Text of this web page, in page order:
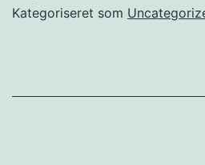
Kategoriseret som